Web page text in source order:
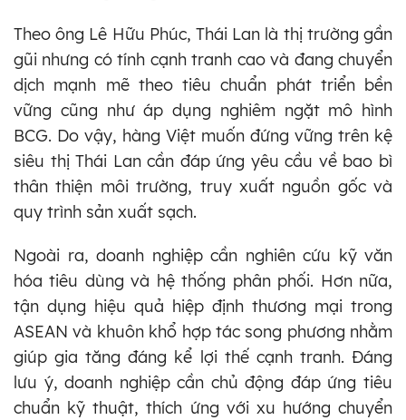
Theo ông Lê Hữu Phúc, Thái Lan là thị trường gần
gũi nhưng có tính cạnh tranh cao và đang chuyển
dịch mạnh mẽ theo tiêu chuẩn phát triển bền
vững cũng như áp dụng nghiêm ngặt mô hình
BCG. Do vậy, hàng Việt muốn đứng vững trên kệ
siêu thị Thái Lan cần đáp ứng yêu cầu về bao bì
thân thiện môi trường, truy xuất nguồn gốc và
quy trình sản xuất sạch.
Ngoài ra, doanh nghiệp cần nghiên cứu kỹ văn
hóa tiêu dùng và hệ thống phân phối. Hơn nữa,
tận dụng hiệu quả hiệp định thương mại trong
ASEAN và khuôn khổ hợp tác song phương nhằm
giúp gia tăng đáng kể lợi thế cạnh tranh. Đáng
lưu ý, doanh nghiệp cần chủ động đáp ứng tiêu
chuẩn kỹ thuật, thích ứng với xu hướng chuyển